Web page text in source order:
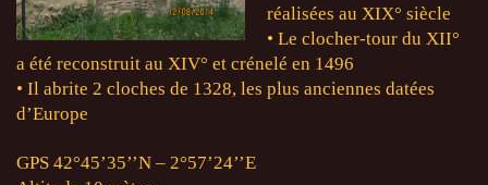
réalisées au XIX° siècle
• Le clocher-tour du XII°
a été reconstruit au XIV° et crénelé en 1496
• Il abrite 2 cloches de 1328, les plus anciennes datées
d’Europe
GPS 42°45’35’’N – 2°57’24’’E